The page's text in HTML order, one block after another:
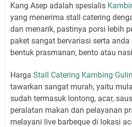
Kang Asep adalah spesialis
yang menerima stall catering
dan menarik, pastinya porsi lebih
paket sangat bervariasi serta
bentuk prasmanan, bento atau
Harga Stall Catering Kambing
tawarkan sangat murah, yaitu
sudah termasuk lontong, acar,
peralatan makan dan pelayanan
melayani live barbeque di lokasi